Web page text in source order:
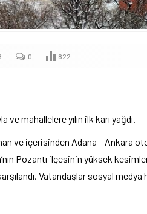
0 822
mahallelere yılın ilk karı yağdı.
ve içerisinden Adana – Ankara
Pozantı ilçesinin yüksek
Vatandaşlar sosyal medya